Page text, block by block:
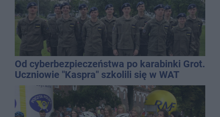
Od cyberbezpieczeństwa po karabinki Grot.
Uczniowie "Kaspra" szkolili się w WAT